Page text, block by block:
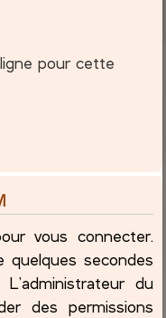
pour cette
vous connecter.
quelques secondes
du
des permissions